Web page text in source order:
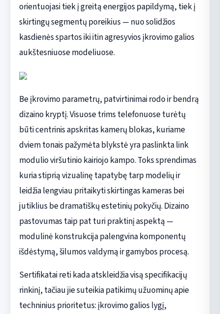
orientuojasi tiek į greitą energijos papildymą, tiek į
skirtingų segmentų poreikius — nuo solidžios
kasdienės spartos iki itin agresyvios įkrovimo galios
aukštesniuose modeliuose.
Be įkrovimo parametrų, patvirtinimai rodo ir bendrą
dizaino kryptį. Visuose trims telefonuose turėtų
būti centrinis apskritas kamerų blokas, kuriame
dviem tonais pažymėta blykstė yra paslinkta link
modulio viršutinio kairiojo kampo. Toks sprendimas
kuria stiprią vizualinę tapatybę tarp modelių ir
leidžia lengviau pritaikyti skirtingas kameras bei
jutiklius be dramatiškų estetinių pokyčių. Dizaino
pastovumas taip pat turi praktinį aspektą —
modulinė konstrukcija palengvina komponentų
išdėstymą, šilumos valdymą ir gamybos procesą.
Sertifikatai reti kada atskleidžia visą specifikacijų
rinkinį, tačiau jie suteikia patikimų užuominų apie
techninius prioritetus: įkrovimo galios lygį,